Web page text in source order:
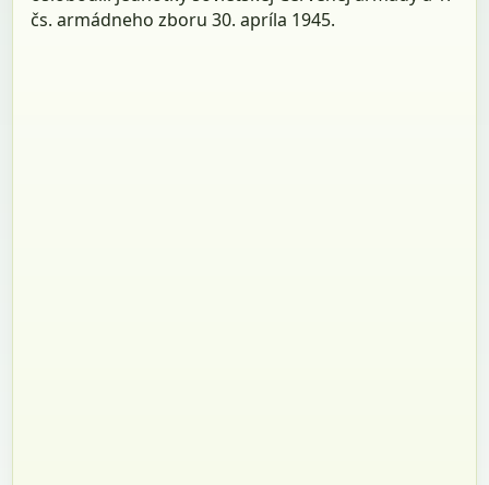
čs. armádneho zboru 30. apríla 1945.